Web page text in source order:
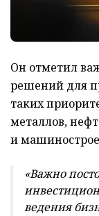
Он отметил
решений для
таких
металлов,
и
«Важно
ведения